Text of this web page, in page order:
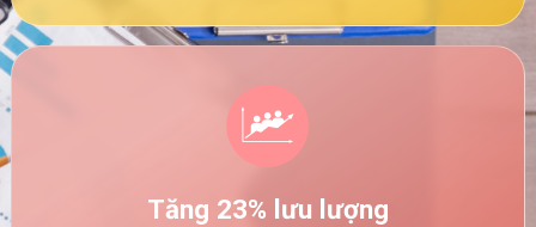
Tăng 23% lưu lượng